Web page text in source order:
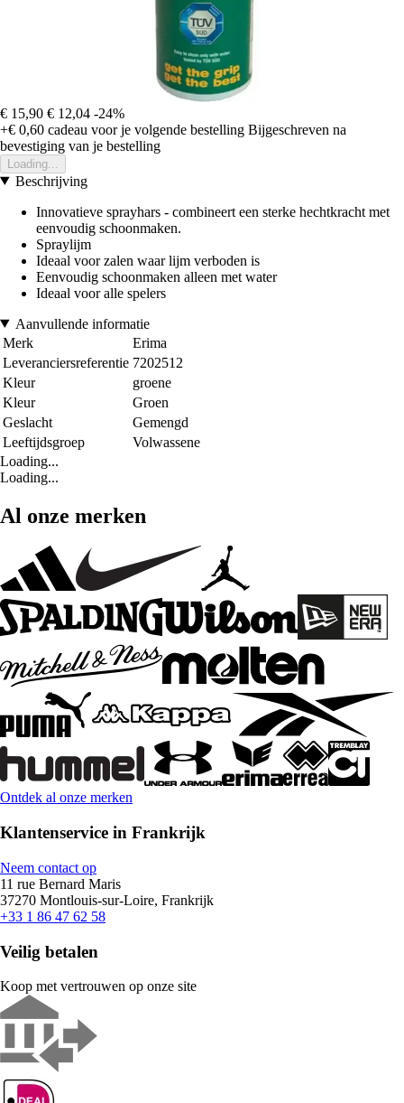
€ 15,90 € 12,04 -24%
+€ 0,60 cadeau voor je volgende bestelling Bijgeschreven na
bevestiging van je bestelling
Loading...
Beschrijving
Innovatieve sprayhars - combineert een sterke hechtkracht met
eenvoudig schoonmaken.
Spraylijm
Ideaal voor zalen waar lijm verboden is
Eenvoudig schoonmaken alleen met water
Ideaal voor alle spelers
Aanvullende informatie
Merk
Erima
Leveranciersreferentie 7202512
Kleur
groene
Kleur
Groen
Geslacht
Gemengd
Leeftijdsgroep
Volwassene
Loading...
Loading...
Al onze merken
Ontdek al onze merken
Klantenservice in Frankrijk
Neem contact op
11 rue Bernard Maris
37270 Montlouis-sur-Loire, Frankrijk
+33 1 86 47 62 58
Veilig betalen
Koop met vertrouwen op onze site